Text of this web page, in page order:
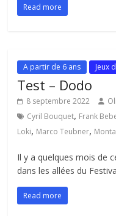
Read more
A partir de 6 ans Jeux
Test – Dodo
8 septembre 2022
Cyril Bouquet, Frank
Loki, Marco Teubner,
Il y a quelques mois de
dans les allées du
Read more